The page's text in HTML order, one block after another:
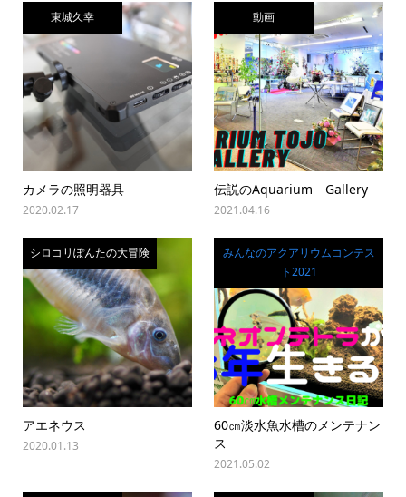
東城久幸
カメラの照明器具
2020.02.17
動画
伝説のAquarium Gallery
2021.04.16
シロコリぽんたの大冒険
アエネウス
2020.01.13
みんなのアクアリウムコンテス
ト2021
60㎝淡水魚水槽のメンテナン
ス
2021.05.02